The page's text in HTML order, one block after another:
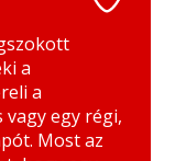
a
a
vagy egy régi,
Most az